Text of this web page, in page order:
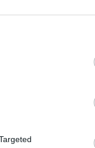
ΔΕΛΤΊΟ